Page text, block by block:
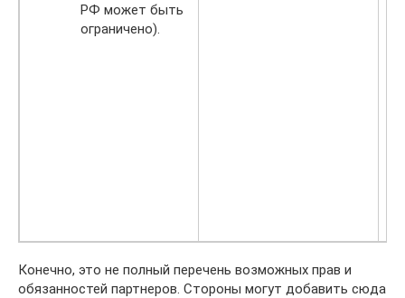
РФ может быть
ограничено).
Конечно, это не полный перечень возможных прав и
обязанностей партнеров. Стороны могут добавить сюда